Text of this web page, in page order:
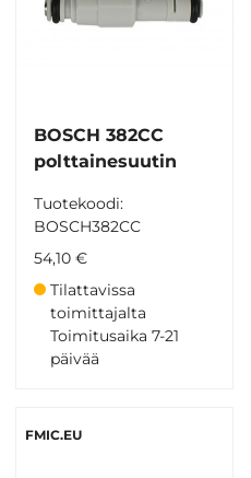
BOSCH 382CC
polttainesuutin
Tuotekoodi:
BOSCH382CC
54,10 €
Tilattavissa
toimittajalta
Toimitusaika 7-21
päivää
FMIC.EU